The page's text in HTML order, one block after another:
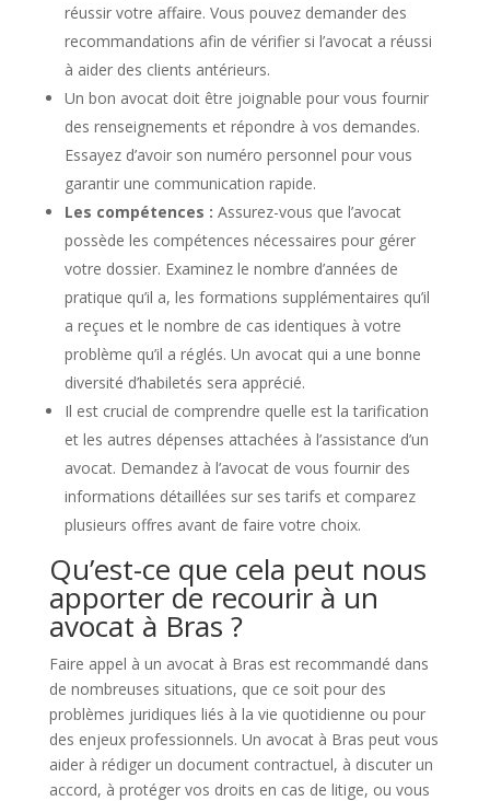
réussir votre affaire. Vous pouvez demander des
recommandations afin de vérifier si l’avocat a réussi
à aider des clients antérieurs.
Un bon avocat doit être joignable pour vous fournir
des renseignements et répondre à vos demandes.
Essayez d’avoir son numéro personnel pour vous
garantir une communication rapide.
Les compétences : Assurez-vous que l’avocat
possède les compétences nécessaires pour gérer
votre dossier. Examinez le nombre d’années de
pratique qu’il a, les formations supplémentaires qu’il
a reçues et le nombre de cas identiques à votre
problème qu’il a réglés. Un avocat qui a une bonne
diversité d’habiletés sera apprécié.
Il est crucial de comprendre quelle est la tarification
et les autres dépenses attachées à l’assistance d’un
avocat. Demandez à l’avocat de vous fournir des
informations détaillées sur ses tarifs et comparez
plusieurs offres avant de faire votre choix.
Qu’est-ce que cela peut nous
apporter de recourir à un
avocat à Bras ?
Faire appel à un avocat à Bras est recommandé dans
de nombreuses situations, que ce soit pour des
problèmes juridiques liés à la vie quotidienne ou pour
des enjeux professionnels. Un avocat à Bras peut vous
aider à rédiger un document contractuel, à discuter un
accord, à protéger vos droits en cas de litige, ou vous